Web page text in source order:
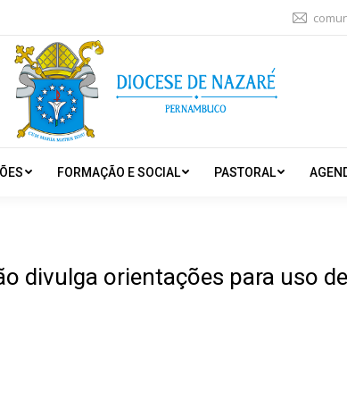
FORMAÇÃO E SOCIAL PASTORAL
divulga orientações para uso